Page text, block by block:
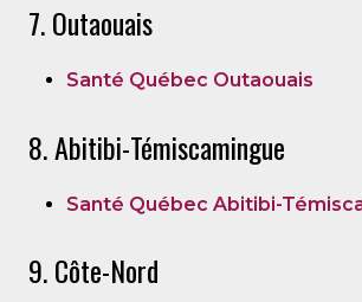
7. Outaouais
Santé Québec Outaouais
8. Abitibi-Témiscamingue
Santé Québec Abitibi-
9. Côte-Nord